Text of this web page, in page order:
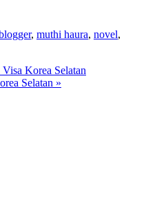
, muthi haura, novel,
Korea Selatan
Selatan »